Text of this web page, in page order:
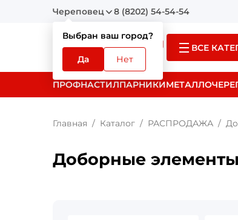
Череповец
Выбран ваш город?
Да Нет
8 (8202) 54-54-54
ВСЕ
ПРОФНАСТИЛПАРНИКИ
Главная Каталог РАСПРОДАЖА
Доборные элементы